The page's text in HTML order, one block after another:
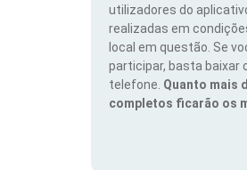
utilizadores do
realizadas em
local em questão. Se
participar, basta baixar
telefone. Quanto mais
completos ficarão os